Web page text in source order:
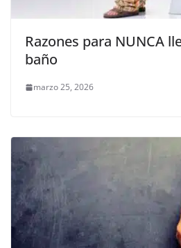
Razones para NUNCA
baño
marzo 25, 2026